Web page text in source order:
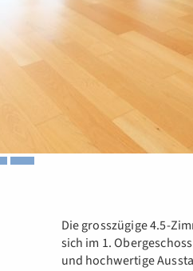
Die grosszügige 4.5-
sich im 1.
und hochwertige